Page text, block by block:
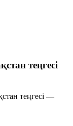
теңгесі
теңгесі —